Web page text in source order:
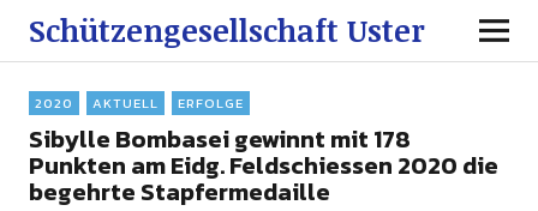
Schützengesellschaft Uster
2020 AKTUELL ERFOLGE
Sibylle Bombasei gewinnt mit 178
Punkten am Eidg. Feldschiessen 2020 die
begehrte Stapfermedaille